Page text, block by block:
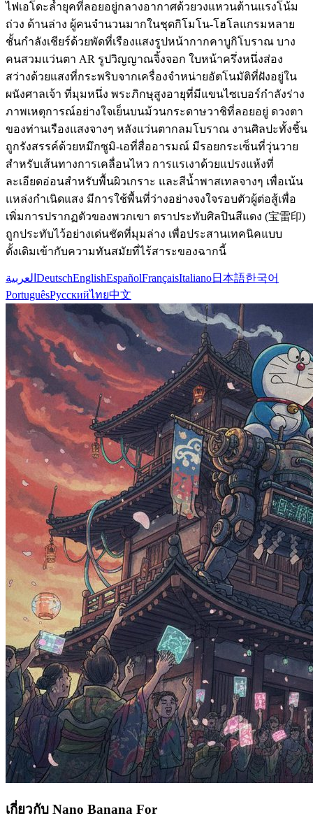
ไฟเอโดะล้ำยุคที่ลอยอยู่กลางอากาศด้วยวงแหวนต้านแรงโน้ม
ถ่วง ด้านล่าง ผู้คนจำนวนมากในชุดกิโมโน-โฮโลแกรมหลาย
ชั้นกำลังเชียร์ด้วยพัดที่เรืองแสงรูปหน้ากากคาบูกิโบราณ บาง
คนสวมแว่นตา AR รูปวิญญาณจิ้งจอก ใบหน้าครึ่งหนึ่งส่อง
สว่างด้วยแสงที่กระพริบจากเครื่องจำหน่ายอัตโนมัติที่ฝังอยู่ใน
ผนังศาลเจ้า ที่มุมหนึ่ง พระภิกษุสูงอายุที่มีแขนไซเบอร์กำลังร่าง
ภาพเหตุการณ์อย่างใจเย็นบนม้วนกระดาษวาชิที่ลอยอยู่ ดวงตา
ของท่านเรืองแสงจางๆ หลังแว่นตากลมโบราณ งานศิลปะทั้งชิ้น
ถูกรังสรรค์ด้วยหมึกซูมิ-เอที่สื่ออารมณ์ มีรอยกระเซ็นที่วุ่นวาย
สำหรับเส้นทางการเคลื่อนไหว การแรเงาด้วยแปรงแห้งที่
ละเอียดอ่อนสำหรับพื้นผิวเกราะ และสีน้ำพาสเทลจางๆ เพื่อเน้น
แหล่งกำเนิดแสง มีการใช้พื้นที่ว่างอย่างจงใจรอบตัวผู้ต่อสู้เพื่อ
เพิ่มการปรากฏตัวของพวกเขา ตราประทับศิลปินสีแดง (宝雷印)
ถูกประทับไว้อย่างเด่นชัดที่มุมล่าง เพื่อประสานเทคนิคแบบ
ดั้งเดิมเข้ากับความทันสมัยที่ไร้สาระของฉากนี้
العربية DeutschEnglishEspañolFrançaisItaliano日本語한국어
PortuguêsРусскийไทย中文
เกี่ยวกับ Nano Banana For